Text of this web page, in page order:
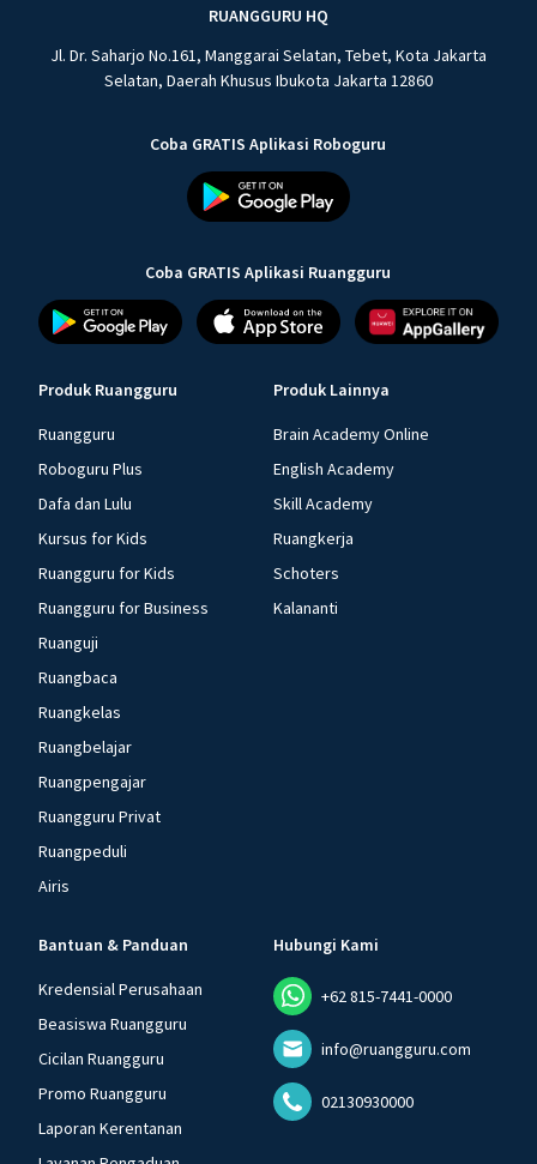
RUANGGURU HQ
Jl. Dr. Saharjo No.161, Manggarai Selatan, Tebet, Kota Jakarta
Selatan, Daerah Khusus Ibukota Jakarta 12860
Coba GRATIS Aplikasi Roboguru
Coba GRATIS Aplikasi Ruangguru
Produk Ruangguru
Ruangguru
Roboguru Plus
Dafa dan Lulu
Kursus for Kids
Ruangguru for Kids
Ruangguru for Business
Ruanguji
Ruangbaca
Ruangkelas
Ruangbelajar
Ruangpengajar
Ruangguru Privat
Ruangpeduli
Airis
Produk Lainnya
Brain Academy Online
English Academy
Skill Academy
Ruangkerja
Schoters
Kalananti
Bantuan & Panduan
Kredensial Perusahaan
Beasiswa Ruangguru
Cicilan Ruangguru
Promo Ruangguru
Laporan Kerentanan
Hubungi Kami
+62 815-7441-0000
info@ruangguru.com
02130930000